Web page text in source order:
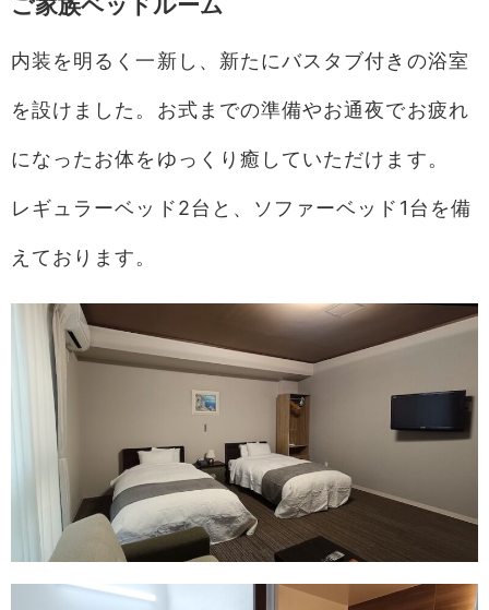
内装を明るく一新し、新たにバスタブ付きの浴室
を設けました。お式までの準備やお通夜でお疲れ
になったお体をゆっくり癒していただけます。
レギュラーベッド2台と、ソファーベッド1台を備
えております。